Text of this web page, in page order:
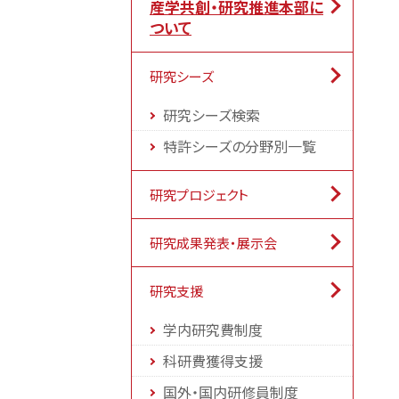
産学共創・研究推進本部に
ついて
研究シーズ
研究シーズ検索
特許シーズの分野別一覧
研究プロジェクト
研究成果発表・展示会
研究支援
学内研究費制度
科研費獲得支援
国外・国内研修員制度